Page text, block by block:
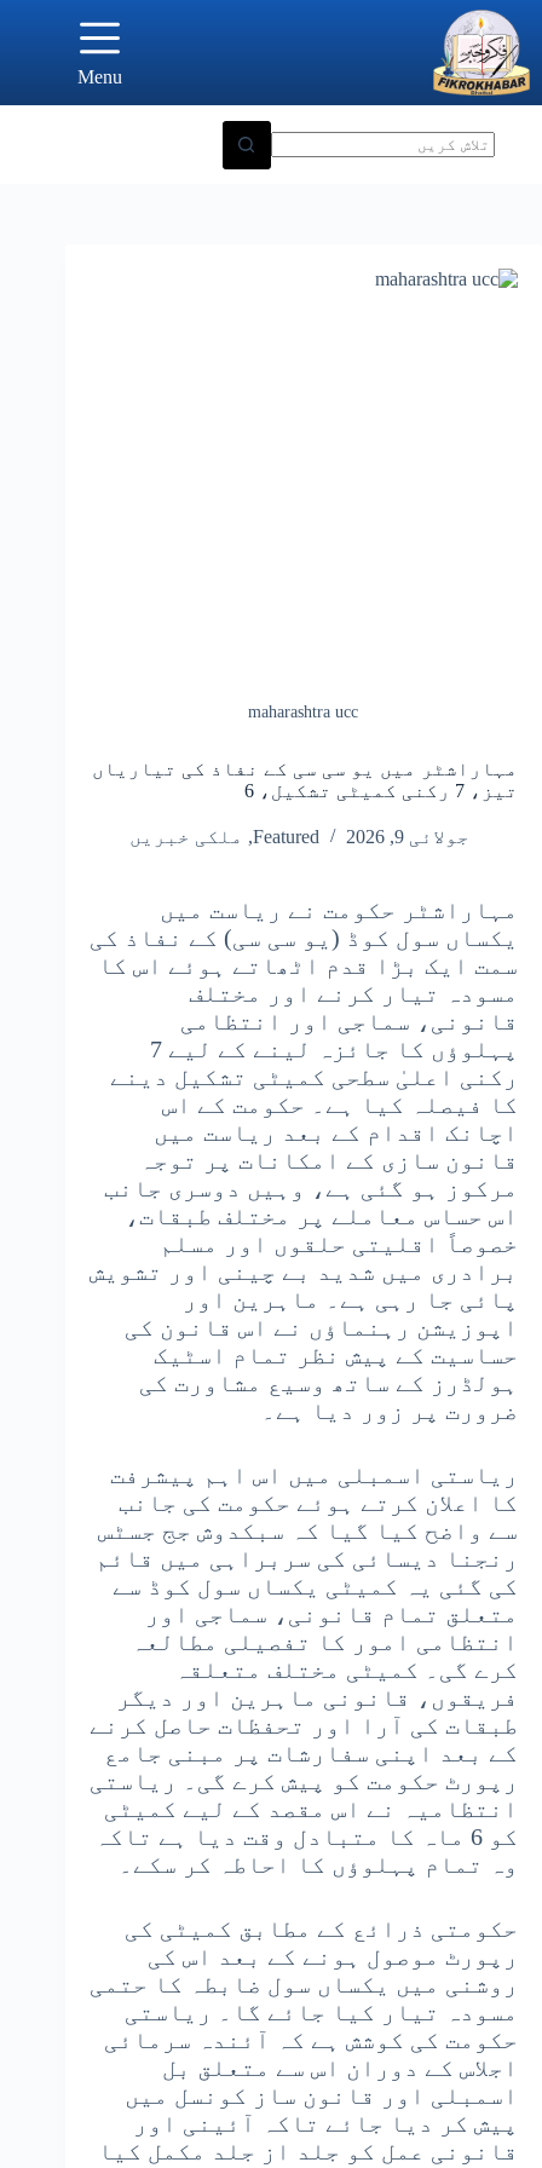
content
Menu
maharashtra ucc
مہاراشٹر میں یو سی سی کے نفاذ کی تیاریاں
تیز، 7 رکنی کمیٹی تشکیل، 6
جولائی 9, 2026 Featured
, ملکی خبریں
مہاراشٹر حکومت نے ریاست میں
یکساں سول کوڈ (یو سی سی) کے نفاذ کی
سمت ایک بڑا قدم اٹھاتے ہوئے اس کا
مسودہ تیار کرنے اور مختلف
قانونی، سماجی اور انتظامی
پہلوؤں کا جائزہ لینے کے لیے 7
رکنی اعلیٰ سطحی کمیٹی تشکیل دینے
کا فیصلہ کیا ہے۔ حکومت کے اس
اچانک اقدام کے بعد ریاست میں
قانون سازی کے امکانات پر توجہ
مرکوز ہو گئی ہے، وہیں دوسری جانب
اس حساس معاملے پر مختلف طبقات،
خصوصاً اقلیتی حلقوں اور مسلم
برادری میں شدید بے چینی اور تشویش
پائی جا رہی ہے۔ ماہرین اور
اپوزیشن رہنماؤں نے اس قانون کی
حساسیت کے پیش نظر تمام اسٹیک
ہولڈرز کے ساتھ وسیع مشاورت کی
ضرورت پر زور دیا ہے۔
ریاستی اسمبلی میں اس اہم پیشرفت
کا اعلان کرتے ہوئے حکومت کی جانب
سے واضح کیا گیا کہ سبکدوش جج جسٹس
رنجنا دیسائی کی سربراہی میں قائم
کی گئی یہ کمیٹی یکساں سول کوڈ سے
متعلق تمام قانونی، سماجی اور
انتظامی امور کا تفصیلی مطالعہ
کرے گی۔ کمیٹی مختلف متعلقہ
فریقوں، قانونی ماہرین اور دیگر
طبقات کی آرا اور تحفظات حاصل کرنے
کے بعد اپنی سفارشات پر مبنی جامع
رپورٹ حکومت کو پیش کرے گی۔ ریاستی
انتظامیہ نے اس مقصد کے لیے کمیٹی
کو 6 ماہ کا متبادل وقت دیا ہے تاکہ
وہ تمام پہلوؤں کا احاطہ کر سکے۔
حکومتی ذرائع کے مطابق کمیٹی کی
رپورٹ موصول ہونے کے بعد اس کی
روشنی میں یکساں سول ضابطہ کا حتمی
مسودہ تیار کیا جائے گا۔ ریاستی
حکومت کی کوشش ہے کہ آئندہ سرمائی
اجلاس کے دوران اس سے متعلق بل
اسمبلی اور قانون ساز کونسل میں
پیش کر دیا جائے تاکہ آئینی اور
قانونی عمل کو جلد از جلد مکمل کیا